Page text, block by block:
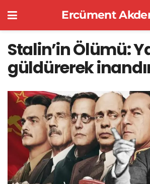
Ercüment
Stalin’in Ölümü:
güldürerek